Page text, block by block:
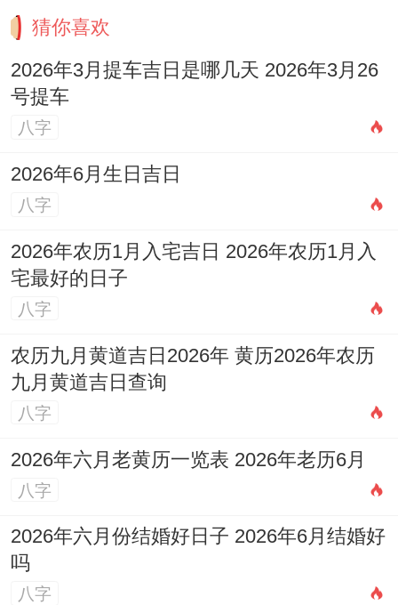
猜你喜欢
2026年3月提车吉日是哪几天 2026年3月26
号提车
八字
2026年6月生日吉日
八字
2026年农历1月入宅吉日 2026年农历1月入
宅最好的日子
八字
农历九月黄道吉日2026年 黄历2026年农历
九月黄道吉日查询
八字
2026年六月老黄历一览表 2026年老历6月
八字
2026年六月份结婚好日子 2026年6月结婚好
吗
八字